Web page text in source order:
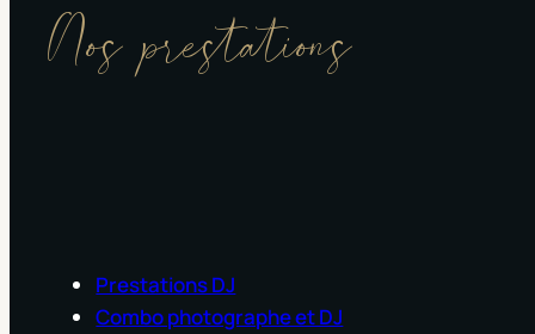
Nos prestations
Prestations DJ
Combo photographe et DJ